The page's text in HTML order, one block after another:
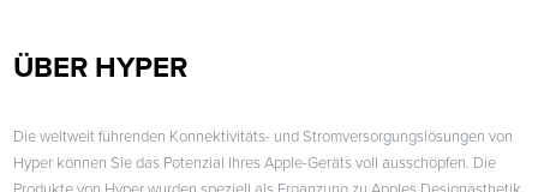
ÜBER HYPER
Die weltweit führenden Konnektivitäts- und Stromversorgungslösungen von
Hyper können Sie das Potenzial Ihres Apple-Geräts voll ausschöpfen. Die